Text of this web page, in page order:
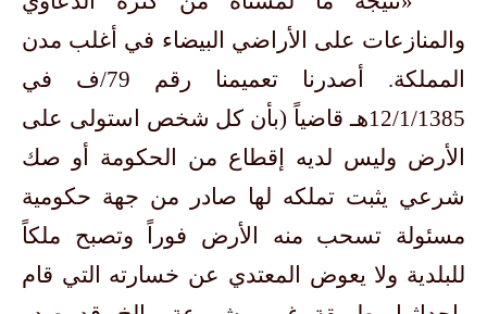
والمنازعات على الأراضي البيضاء في أغلب مدن
المملكة. أصدرنا تعميمنا رقم 79/ف في
12/1/1385هـ قاضياً (بأن كل شخص استولى على
الأرض وليس لديه إقطاع من الحكومة أو صك
شرعي يثبت تملكه لها صادر من جهة حكومية
مسئولة تسحب منه الأرض فوراً وتصبح ملكاً
للبلدية ولا يعوض المعتدي عن خسارته التي قام